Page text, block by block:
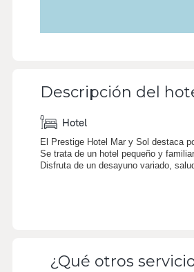
Descripción del
Hotel
El Prestige Hotel Mar y Sol destaca
Se trata de un hotel pequeño y
Disfruta de un desayuno variado,
¿Qué otros